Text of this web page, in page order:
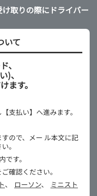
取りの際にドライバー
いて
、
)、
ます。
支払い】へ進みます。
ので、メー ル本文に記
。
す。
確認ください。
、 ローソン、
ミニスト